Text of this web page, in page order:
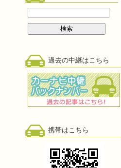
過去の中継はこちら
携帯はこちら